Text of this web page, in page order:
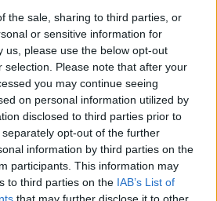
the sale, sharing to third parties, or
or sensitive information for
us, please use the below opt-out
selection. Please note that after your
you may continue seeing
on personal information utilized by
disclosed to third parties prior to
opt-out of the further
information by third parties on the
participants. This information may
to third parties on the IAB’s List of
πληρωμές